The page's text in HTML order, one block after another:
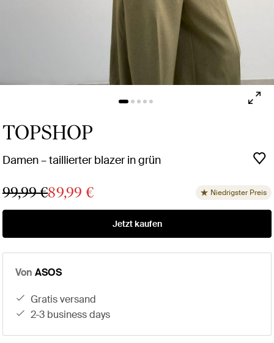
TOPSHOP
Damen – taillierter blazer in grün
99,99 €89,99 € Niedrigster Preis
Jetzt kaufen
Von ASOS
gratis versand
2-3 business days